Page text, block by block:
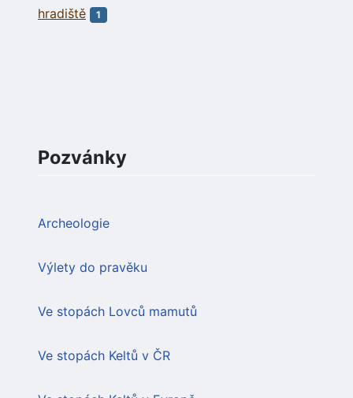
Pozvánky
Archeologie
Výlety do pravěku
Ve stopách Lovců mamutů
Ve stopách Keltů v ČR
hradiště 1